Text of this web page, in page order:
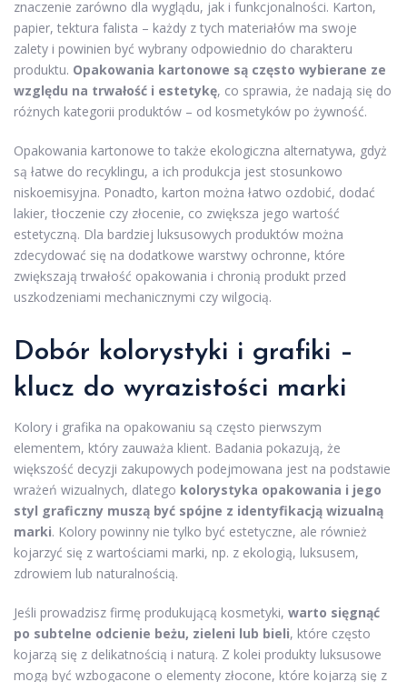
znaczenie zarówno dla wyglądu, jak i funkcjonalności. Karton,
papier, tektura falista – każdy z tych materiałów ma swoje
zalety i powinien być wybrany odpowiednio do charakteru
produktu. Opakowania kartonowe są często wybierane ze
względu na trwałość i estetykę, co sprawia, że nadają się do
różnych kategorii produktów – od kosmetyków po żywność.
Opakowania kartonowe to także ekologiczna alternatywa, gdyż
są łatwe do recyklingu, a ich produkcja jest stosunkowo
niskoemisyjna. Ponadto, karton można łatwo ozdobić, dodać
lakier, tłoczenie czy złocenie, co zwiększa jego wartość
estetyczną. Dla bardziej luksusowych produktów można
zdecydować się na dodatkowe warstwy ochronne, które
zwiększają trwałość opakowania i chronią produkt przed
uszkodzeniami mechanicznymi czy wilgocią.
Dobór kolorystyki i grafiki –
klucz do wyrazistości marki
Kolory i grafika na opakowaniu są często pierwszym
elementem, który zauważa klient. Badania pokazują, że
większość decyzji zakupowych podejmowana jest na podstawie
wrażeń wizualnych, dlatego kolorystyka opakowania i jego
styl graficzny muszą być spójne z identyfikacją wizualną
marki. Kolory powinny nie tylko być estetyczne, ale również
kojarzyć się z wartościami marki, np. z ekologią, luksusem,
zdrowiem lub naturalnością.
Jeśli prowadzisz firmę produkującą kosmetyki, warto sięgnąć
po subtelne odcienie beżu, zieleni lub bieli, które często
kojarzą się z delikatnością i naturą. Z kolei produkty luksusowe
mogą być wzbogacone o elementy złocone, które kojarzą się z